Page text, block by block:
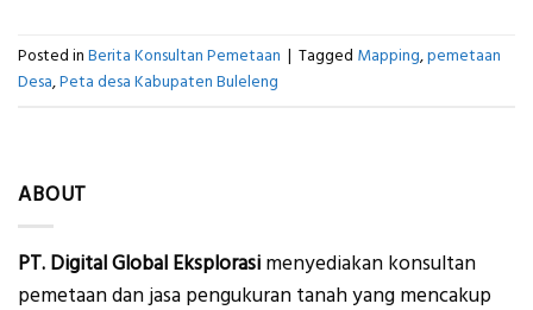
Posted in Berita Konsultan Pemetaan | Tagged Mapping,pemetaan
Desa,Peta desa Kabupaten Buleleng
ABOUT
PT. Digital Global Eksplorasi menyediakan konsultan
pemetaan dan jasa pengukuran tanah yang mencakup